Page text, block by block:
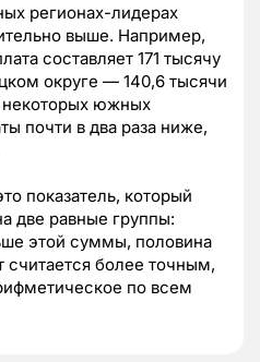
регионах-лидерах
выше. Например,
составляет 171 тысячу
округе — 140,6 тысячи
некоторых южных
почти в два раза ниже,
показатель, который
две равные группы:
этой суммы, половина
более точным,
по всем